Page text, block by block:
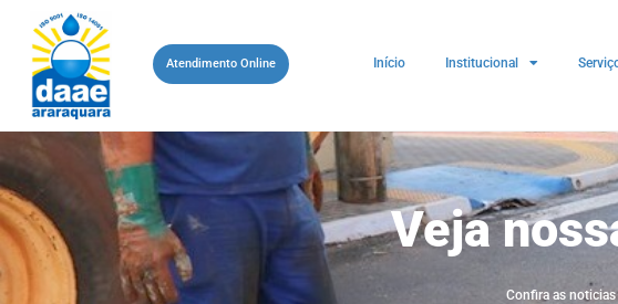
Atendimento Online Início Institucional
Veja
Confira as noticias